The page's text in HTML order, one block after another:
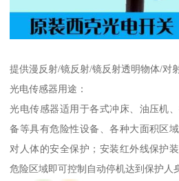
提供漫反射/镜反射/镜反射透明物体/对
光电传感器用途：
光电传感器适用于各式冲床、油压机
备等具有危险性设备、各种大面积区
对人体的安全保护；安装红外线保护
危险区域即可控制自动停机达到保护人